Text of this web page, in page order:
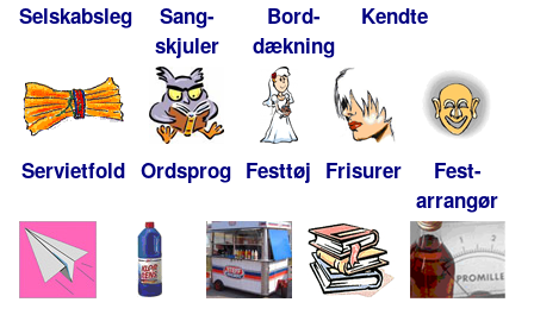
Selskabsleg
Sang-
skjuler
Bord-
dækning
Kendte
Servietfold Ordsprog Festtøj Frisurer
Fest-
arrangør